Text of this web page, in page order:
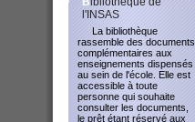
l'INSAS
La bibliothèque
rassemble des documents
complémentaires aux
enseignements dispensés
au sein de l'école. Elle est
accessible à toute
personne qui souhaite
consulter les documents,
le prêt étant réservé aux